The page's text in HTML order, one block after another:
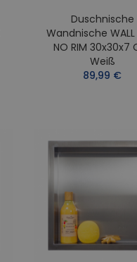
Duschnische
Wandnische WALL
NO RIM 30x30x7
Weiß
89,99 €